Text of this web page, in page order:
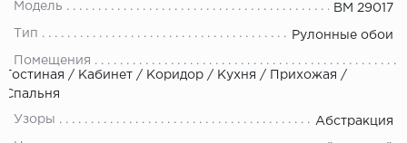
Модель BM 29017
Тип Рулонные обои
Помещения
Гостиная / Кабинет / Коридор / Кухня / Прихожая /
Спальня
Узоры Абстракция